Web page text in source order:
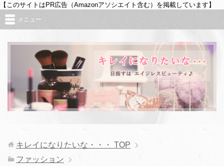
【このサイトはPR広告（Amazonアソシエイト含む）を掲載しています】
メニュー
キレイになりたいな・・・ TOP
ファッション